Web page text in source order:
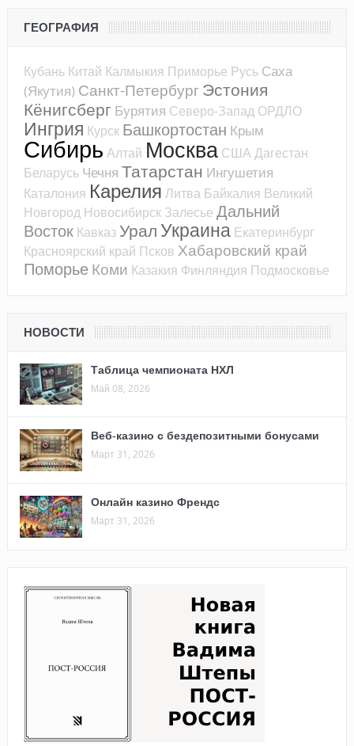
ГЕОГРАФИЯ
Кубань Китай Калмыкия Приморье Русь Саха
(Якутия) Санкт-Петербург Эстония
Кёнигсберг Бурятия Северо-Запад ОРДЛО
Ингрия Курск Башкортостан Крым
Сибирь Алтай Москва США Дагестан
Беларусь Чечня Татарстан Ингушетия
Каталония Карелия Литва Байкалия Великий
Новгород Новосибирск Залесье Дальний
Восток Кавказ Урал Украина Екатеринбург
Красноярский край Псков Хабаровский край
Поморье Коми Казакия Финляндия Подмосковье
НОВОСТИ
Таблица чемпионата НХЛ
Май 08, 2026
Веб-казино с бездепозитными бонусами
Март 31, 2026
Онлайн казино Френдс
Март 31, 2026